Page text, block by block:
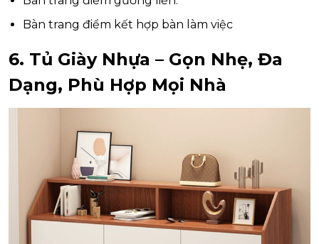
Bàn trang điểm kết hợp bàn làm việc
6. Tủ Giày Nhựa – Gọn Nhẹ, Đa
Dạng, Phù Hợp Mọi Nhà